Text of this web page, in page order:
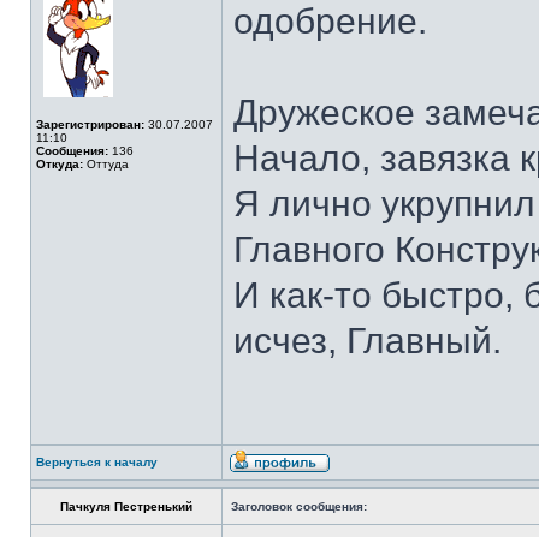
Зарегистрирован: 30.07.2007
11:10
Сообщения: 136
Откуда: Оттуда
одобрение.
Дружеское
Начало, завязка
Я лично
Главного
И как-то быстро,
исчез, Главный.
Вернуться к началу
Пачкуля Пестренький Заголовок сообщения: